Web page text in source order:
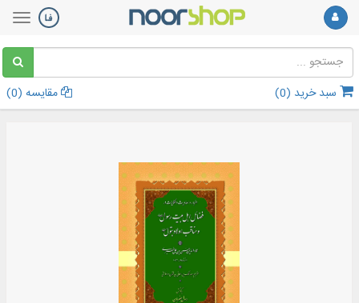
سبد خرید (0
) مقایسه (0
)